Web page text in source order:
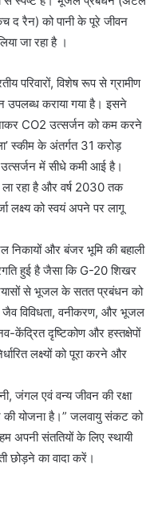
द रैन) को पानी के पूरे जीवन
जा रहा है ।
परिवारों, विशेष रूप से ग्रामीण
उपलब्ध कराया गया है। इसने
CO2 उत्सर्जन को कम करने
स्कीम के अंतर्गत 31 करोड़
उत्सर्जन में सीधे कमी आई है।
ला रहा है और वर्ष 2030 तक
लक्ष्य को स्वयं अपने पर लागू
निकायों और बंजर भूमि की बहाली
हुई है जैसा कि G-20 शिखर
से भूजल के सतत प्रबंधन को
जैव विविधता, वनीकरण, और भूजल
केंद्रित दृष्टिकोण और हस्तक्षेपों
लक्ष्यों को पूरा करने और
जंगल एवं वन्य जीवन की रक्षा
की योजना है।” जलवायु संकट को
अपनी संततियों के लिए स्थायी
छोड़ने का वादा करें।